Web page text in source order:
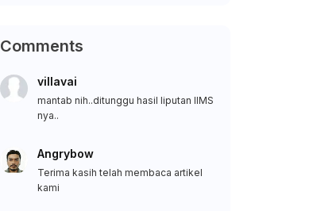
Comments
villavai
mantab nih..ditunggu hasil liputan IIMS
nya..
Angrybow
Terima kasih telah membaca artikel
kami